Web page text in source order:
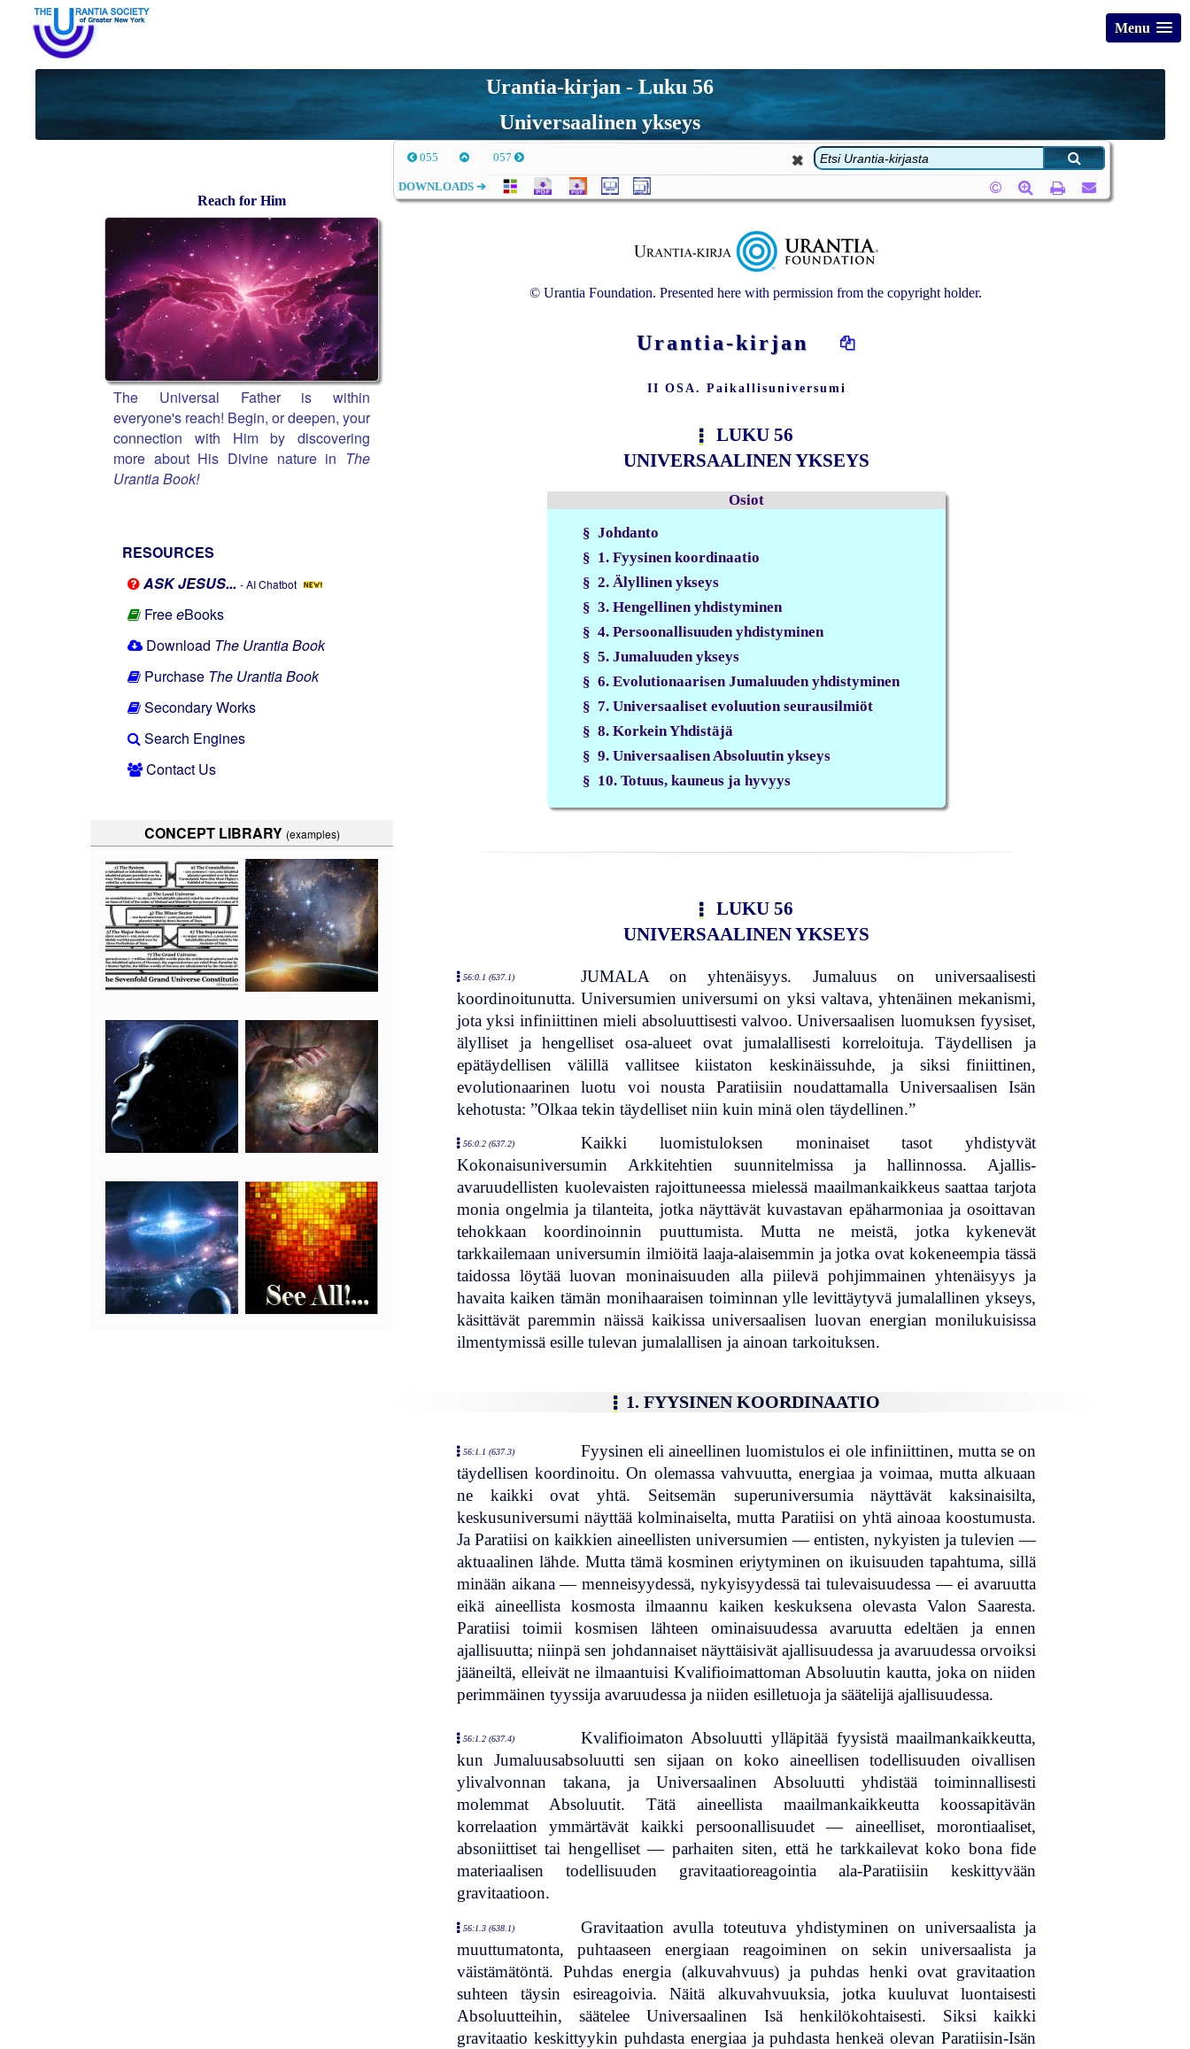
Menu
Urantia-kirjan - Luku 56
Universaalinen ykseys
055 057
DOWNLOADS ➔
© Urantia Foundation. Presented here with permission from the copyright holder.
Urantia-kirjan
II OSA. Paikallisuniversumi
LUKU 56
UNIVERSAALINEN YKSEYS
Osiot
§ Johdanto
§ 1. Fyysinen koordinaatio
§ 2. Älyllinen ykseys
§ 3. Hengellinen yhdistyminen
§ 4. Persoonallisuuden yhdistyminen
§ 5. Jumaluuden ykseys
§ 6. Evolutionaarisen Jumaluuden yhdistyminen
§ 7. Universaaliset evoluution seurausilmiöt
§ 8. Korkein Yhdistäjä
§ 9. Universaalisen Absoluutin ykseys
§ 10. Totuus, kauneus ja hyvyys
LUKU 56
UNIVERSAALINEN YKSEYS
56:0.1 (637.1)
JUMALA on yhtenäisyys. Jumaluus on universaalisesti
koordinoitunutta. Universumien universumi on yksi valtava, yhtenäinen mekanismi,
jota yksi infiniittinen mieli absoluuttisesti valvoo. Universaalisen luomuksen fyysiset,
älylliset ja hengelliset osa-alueet ovat jumalallisesti korreloituja. Täydellisen ja
epätäydellisen välillä vallitsee kiistaton keskinäissuhde, ja siksi finiittinen,
evolutionaarinen luotu voi nousta Paratiisiin noudattamalla Universaalisen Isän
kehotusta: ”Olkaa tekin täydelliset niin kuin minä olen täydellinen.”
56:0.2 (637.2)
Kaikki luomistuloksen moninaiset tasot yhdistyvät
Kokonaisuniversumin Arkkitehtien suunnitelmissa ja hallinnossa. Ajallis-
avaruudellisten kuolevaisten rajoittuneessa mielessä maailmankaikkeus saattaa tarjota
monia ongelmia ja tilanteita, jotka näyttävät kuvastavan epäharmoniaa ja osoittavan
tehokkaan koordinoinnin puuttumista. Mutta ne meistä, jotka kykenevät
tarkkailemaan universumin ilmiöitä laaja-alaisemmin ja jotka ovat kokeneempia tässä
taidossa löytää luovan moninaisuuden alla piilevä pohjimmainen yhtenäisyys ja
havaita kaiken tämän monihaaraisen toiminnan ylle levittäytyvä jumalallinen ykseys,
käsittävät paremmin näissä kaikissa universaalisen luovan energian monilukuisissa
ilmentymissä esille tulevan jumalallisen ja ainoan tarkoituksen.
1. FYYSINEN KOORDINAATIO
56:1.1 (637.3)
Fyysinen eli aineellinen luomistulos ei ole infiniittinen, mutta se on
täydellisen koordinoitu. On olemassa vahvuutta, energiaa ja voimaa, mutta alkuaan
ne kaikki ovat yhtä. Seitsemän superuniversumia näyttävät kaksinaisilta,
keskusuniversumi näyttää kolminaiselta, mutta Paratiisi on yhtä ainoaa koostumusta.
Ja Paratiisi on kaikkien aineellisten universumien — entisten, nykyisten ja tulevien —
aktuaalinen lähde. Mutta tämä kosminen eriytyminen on ikuisuuden tapahtuma, sillä
minään aikana — menneisyydessä, nykyisyydessä tai tulevaisuudessa — ei avaruutta
eikä aineellista kosmosta ilmaannu kaiken keskuksena olevasta Valon Saaresta.
Paratiisi toimii kosmisen lähteen ominaisuudessa avaruutta edeltäen ja ennen
ajallisuutta; niinpä sen johdannaiset näyttäisivät ajallisuudessa ja avaruudessa orvoiksi
jääneiltä, elleivät ne ilmaantuisi Kvalifioimattoman Absoluutin kautta, joka on niiden
perimmäinen tyyssija avaruudessa ja niiden esilletuoja ja säätelijä ajallisuudessa.
56:1.2 (637.4)
Kvalifioimaton Absoluutti ylläpitää fyysistä maailmankaikkeutta,
kun Jumaluusabsoluutti sen sijaan on koko aineellisen todellisuuden oivallisen
ylivalvonnan takana, ja Universaalinen Absoluutti yhdistää toiminnallisesti
molemmat Absoluutit. Tätä aineellista maailmankaikkeutta koossapitävän
korrelaation ymmärtävät kaikki persoonallisuudet — aineelliset, morontiaaliset,
absoniittiset tai hengelliset — parhaiten siten, että he tarkkailevat koko bona fide
materiaalisen todellisuuden gravitaatioreagointia ala-Paratiisiin keskittyvään
gravitaatioon.
56:1.3 (638.1)
Gravitaation avulla toteutuva yhdistyminen on universaalista ja
muuttumatonta, puhtaaseen energiaan reagoiminen on sekin universaalista ja
väistämätöntä. Puhdas energia (alkuvahvuus) ja puhdas henki ovat gravitaation
suhteen täysin esireagoivia. Näitä alkuvahvuuksia, jotka kuuluvat luontaisesti
Absoluutteihin, säätelee Universaalinen Isä henkilökohtaisesti. Siksi kaikki
gravitaatio keskittyykin puhdasta energiaa ja puhdasta henkeä olevan Paratiisin-Isän
Reach for Him
The Universal Father is within
everyone's reach! Begin, or deepen, your
connection with Him by discovering
more about His Divine nature in The
Urantia Book!
RESOURCES
ASK JESUS... - AI Chatbot
FreeeBooks
Download The Urantia Book
Purchase The Urantia Book
Secondary Works
Search Engines
Contact Us
CONCEPT LIBRARY (examples)